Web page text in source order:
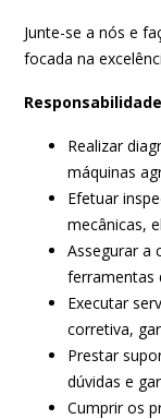
Junte-se a nós e
focada na
Realizar
máquinas
Efetuar
mecânicas,
Assegurar a
ferramentas
Executar
corretiva,
Prestar
dúvidas e
Cumprir os